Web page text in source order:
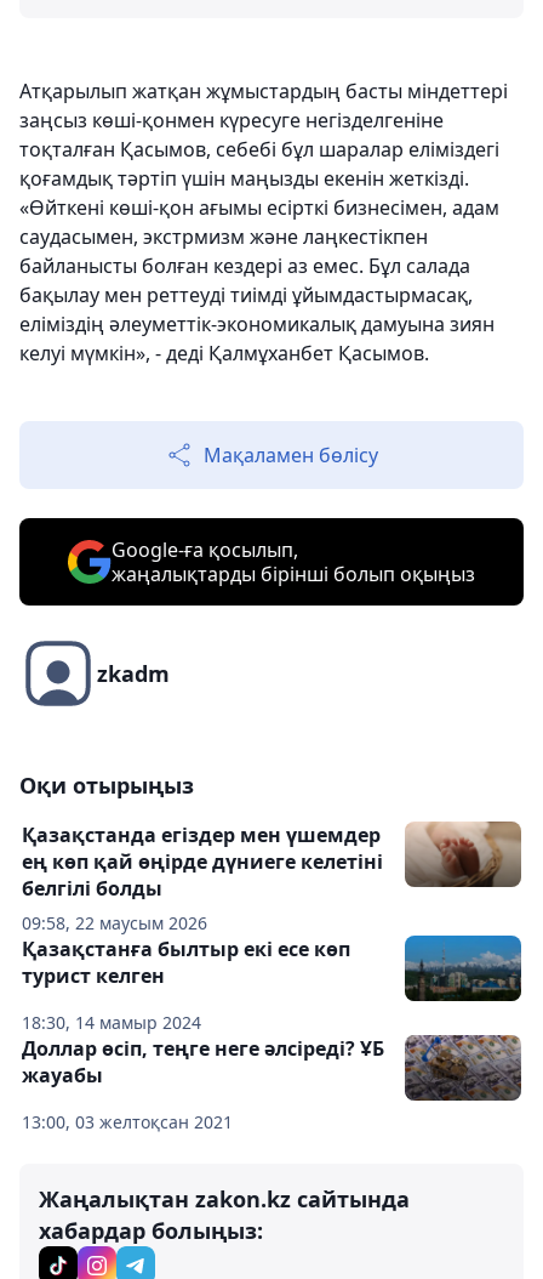
Атқарылып жатқан жұмыстардың басты міндеттері
заңсыз көші-қонмен күресуге негізделгеніне
тоқталған Қасымов, себебі бұл шаралар еліміздегі
қоғамдық тәртіп үшін маңызды екенін жеткізді.
«Өйткені көші-қон ағымы есірткі бизнесімен, адам
саудасымен, экстрмизм және лаңкестікпен
байланысты болған кездері аз емес. Бұл салада
бақылау мен реттеуді тиімді ұйымдастырмасақ,
еліміздің әлеуметтік-экономикалық дамуына зиян
келуі мүмкін», - деді Қалмұханбет Қасымов.
Мақаламен бөлісу
Google-ға қосылып,
жаңалықтарды бірінші болып оқыңыз
zkadm
Оқи отырыңыз
09:58, 22 маусым 2026
Қазақстанда егіздер мен үшемдер
ең көп қай өңірде дүниеге келетіні
белгілі болды
18:30, 14 мамыр 2024
Қазақстанға былтыр екі есе көп
турист келген
13:00, 03 желтоқсан 2021
Доллар өсіп, теңге неге әлсіреді? ҰБ
жауабы
Жаңалықтан zakon.kz сайтында
хабардар болыңыз: